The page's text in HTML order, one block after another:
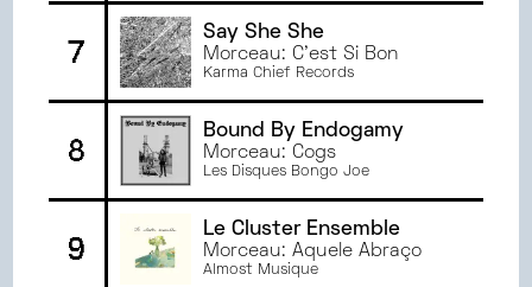
JANVIER2023
JUIN2022
2022
AVRIL2022
2022
7
Say She She
Morceau: C'est Si Bon
Karma Chief Records
8
Bound By Endogamy
Morceau: Cogs
Les Disques Bongo Joe
9
Le Cluster Ensemble
Morceau: Aquele Abraço
Almost Musique